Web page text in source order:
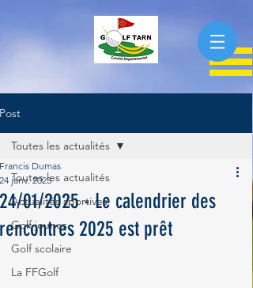
Post
Toutes les actualités
Actualités sportives
Golf jeunes
Golf scolaire
La FFGolf
Toutes les actualités
24/01/2025 - Le calendrier des
rencontres 2025 est prêt
Francis Dumas
24 janv. 2025